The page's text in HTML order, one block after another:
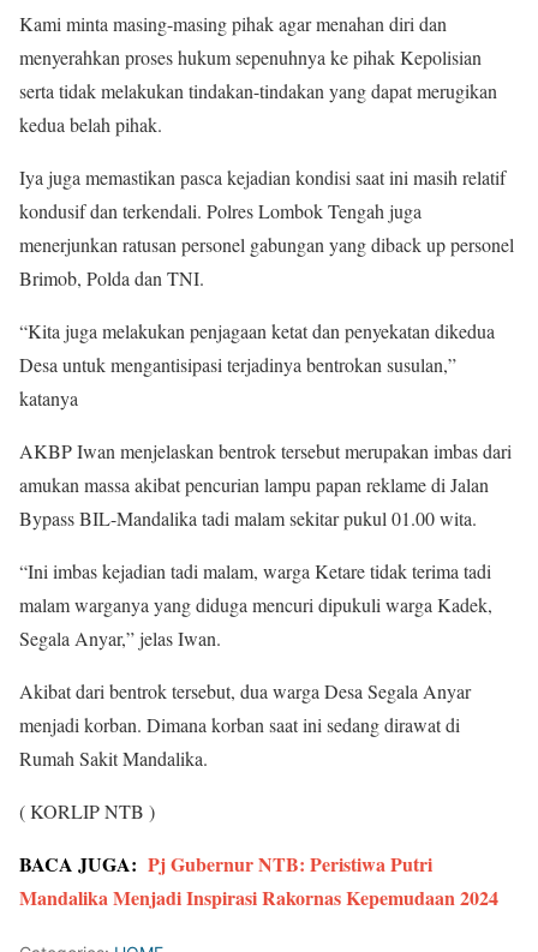
Kami minta masing-masing pihak agar menahan diri dan
menyerahkan proses hukum sepenuhnya ke pihak Kepolisian
serta tidak melakukan tindakan-tindakan yang dapat merugikan
kedua belah pihak.
Iya juga memastikan pasca kejadian kondisi saat ini masih relatif
kondusif dan terkendali. Polres Lombok Tengah juga
menerjunkan ratusan personel gabungan yang diback up personel
Brimob, Polda dan TNI.
“Kita juga melakukan penjagaan ketat dan penyekatan dikedua
Desa untuk mengantisipasi terjadinya bentrokan susulan,”
katanya
AKBP Iwan menjelaskan bentrok tersebut merupakan imbas dari
amukan massa akibat pencurian lampu papan reklame di Jalan
Bypass BIL-Mandalika tadi malam sekitar pukul 01.00 wita.
“Ini imbas kejadian tadi malam, warga Ketare tidak terima tadi
malam warganya yang diduga mencuri dipukuli warga Kadek,
Segala Anyar,” jelas Iwan.
Akibat dari bentrok tersebut, dua warga Desa Segala Anyar
menjadi korban. Dimana korban saat ini sedang dirawat di
Rumah Sakit Mandalika.
( KORLIP NTB )
BACA JUGA: Pj Gubernur NTB: Peristiwa Putri
Mandalika Menjadi Inspirasi Rakornas Kepemudaan 2024